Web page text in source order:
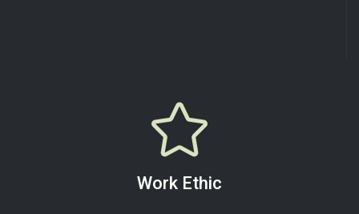
Work Ethic